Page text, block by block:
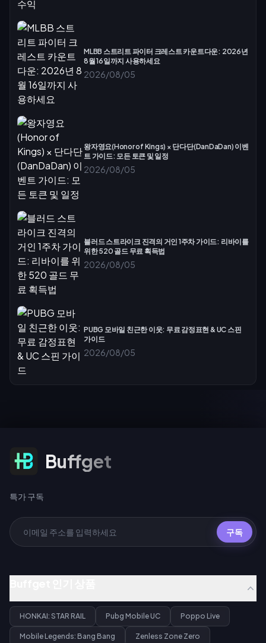
MLBB 스트리트 파이터 크레스트 카운트다운: 2026년
8월 16일까지 사용하세요
2026/08/05
왕자영요(Honor of Kings) × 단다단(DanDaDan) 이벤
트 가이드: 모든 토큰 및 일정
2026/08/05
블러드 스트라이크 진격의 거인 1주차 가이드: 리바이를
위한 520 골드 무료 획득법
2026/08/05
PUBG 모바일 친근한 이웃: 무료 감정표현 & UC 스핀
가이드
2026/08/05
특가 구독 Buffget
특가 구독
구독
HONKAI: STAR RAIL Pubg Mobile UC Poppo Live
Mobile Legends: Bang Bang Zenless Zone Zero